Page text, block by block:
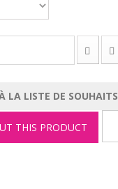
LA LISTE DE SOUHAITS
THIS PRODUCT